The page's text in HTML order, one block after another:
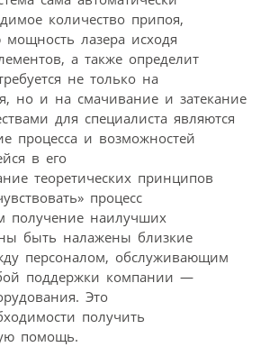
количество припоя,
лазера исходя
а также определит
не только на
но и на смачивание и затекание
для специалиста являются
процесса и возможностей
в его
теоретических принципов
процесс
получение наилучших
быть налажены близкие
персоналом, обслуживающим
поддержки компании —
Это
получить
помощь.